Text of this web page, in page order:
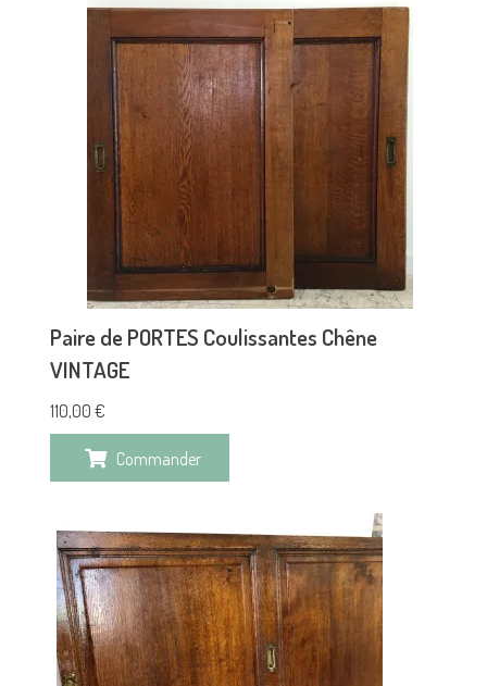
Paire de PORTES Coulissantes Chêne
VINTAGE
110,00 €
Commander